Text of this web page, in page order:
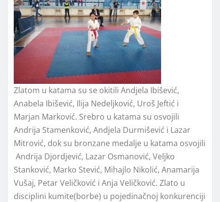
Zlatom u katama su se okitili Andjela Ibišević,
Anabela Ibišević, Ilija Nedeljković, Uroš Jeftić i
Marjan Marković. Srebro u katama su osvojili
Andrija Stamenković, Andjela Durmišević i Lazar
Mitrović, dok su bronzane medalje u katama osvojili
Andrija Djordjević, Lazar Osmanović, Veljko
Stanković, Marko Stević, Mihajlo Nikolić, Anamarija
Vušaj, Petar Veličković i Anja Veličković. Zlato u
disciplini kumite(borbe) u pojedinačnoj konkurenciji